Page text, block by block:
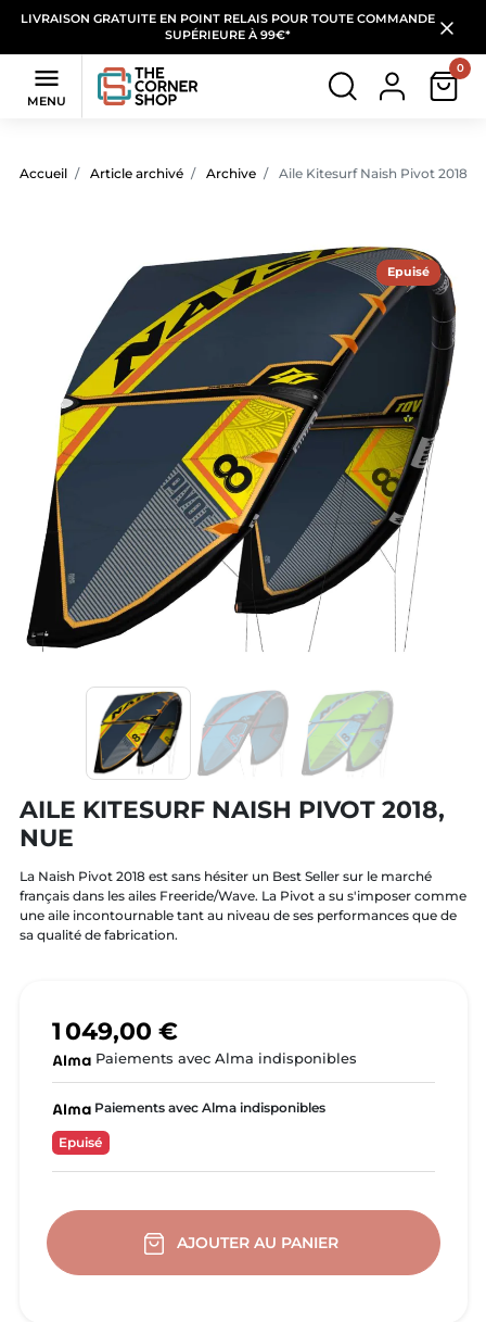
LIVRAISON GRATUITE EN POINT RELAIS POUR TOUTE COMMANDE
SUPÉRIEURE À 99€*

MENU
0
Accueil Article archivé Archive Aile Kitesurf Naish Pivot 2018,
Epuisé
AILE KITESURF NAISH PIVOT 2018,
NUE
La Naish Pivot 2018 est sans hésiter un Best Seller sur le marché
français dans les ailes Freeride/Wave. La Pivot a su s'imposer comme
une aile incontournable tant au niveau de ses performances que de
sa qualité de fabrication.
1 049,00 €
Paiements avec Alma indisponibles
Paiements avec Alma indisponibles
Epuisé
AJOUTER AU PANIER